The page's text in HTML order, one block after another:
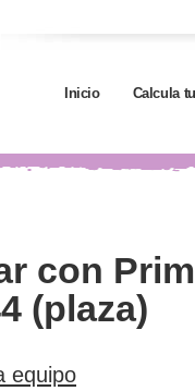
Inicio Calcula
con
(plaza)
equipo